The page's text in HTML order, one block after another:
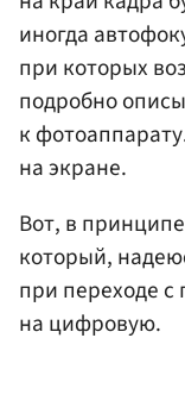
иногда
при которых
подробно
к
на экране.
Вот, в
который,
при переходе
на цифровую.